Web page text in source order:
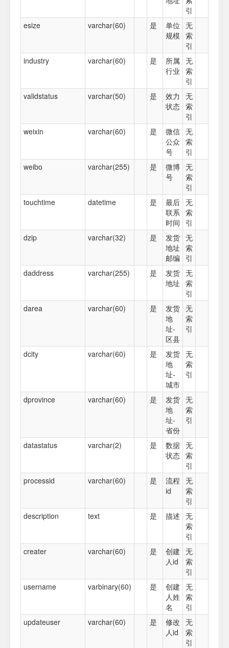
引
esize
varchar(60) 是
单位
规模
无
索
引
industry
varchar(60) 是
所属
行业
无
索
引
validstatus
varchar(50) 是
效力
状态
无
索
引
weixin
varchar(60) 是
微信
公众
号
无
索
引
weibo
varchar(255) 是
微博
号
无
索
引
touchtime
datetime 是
最后
联系
时间
无
索
引
dzip
varchar(32) 是
发货
地址
邮编
无
索
引
daddress
varchar(255) 是
发货
地址
无
索
引
darea
varchar(60) 是
发货
地
址-
区县
无
索
引
dcity varchar(60) 是
发货
地
址-
城市
无
索
引
dprovince varchar(60) 是
发货
地
址-
省份
无
索
引
datastatus varchar(2) 是
数据
状态
无
索
引
processid
varchar(60) 是
流程
id
无
索
引
description
text 是 描述 无
索
引
creater
varchar(60) 是
创建
人id
无
索
引
username
varbinary(60) 是
创建
人姓
名
无
索
引
updateuser
varchar(60) 是
修改
人id
无
索
引